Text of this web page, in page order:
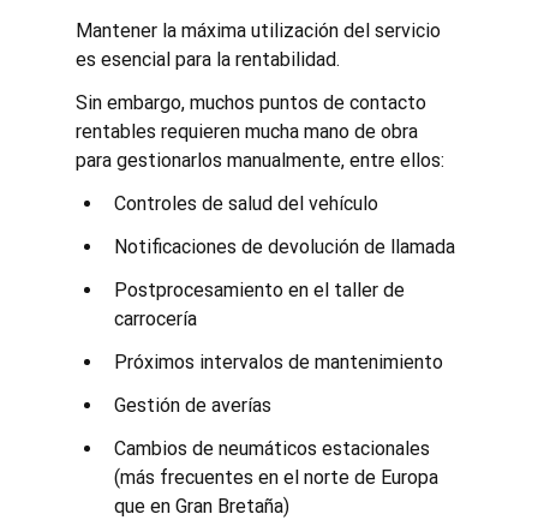
Mantener la máxima utilización del servicio
es esencial para la rentabilidad.
Sin embargo, muchos puntos de contacto
rentables requieren mucha mano de obra
para gestionarlos manualmente, entre ellos:
Controles de salud del vehículo
Notificaciones de devolución de llamada
Postprocesamiento en el taller de
carrocería
Próximos intervalos de mantenimiento
Gestión de averías
Cambios de neumáticos estacionales
(más frecuentes en el norte de Europa
que en Gran Bretaña)